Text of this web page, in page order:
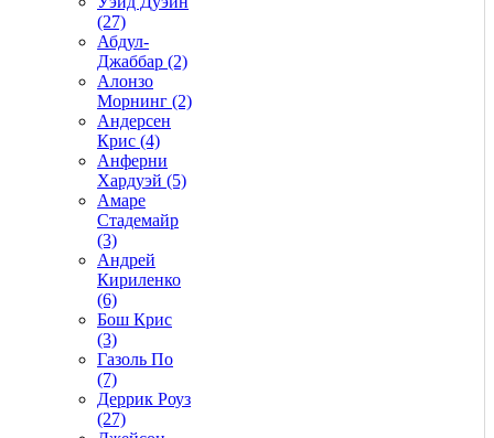
(27)
Абдул-
Джаббар (2)
Алонзо
Морнинг (2)
Андерсен
Крис (4)
Анферни
Xардуэй (5)
Амаре
Стадемайр
(3)
Андрей
Кириленко
(6)
Бош Крис
(3)
Газоль По
(7)
Деррик Роуз
(27)